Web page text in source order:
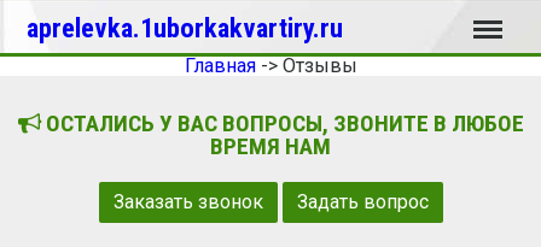
aprelevka.1uborkakvartiry.ru Меню
Главная-> Отзывы
ОСТАЛИСЬ У ВАС ВОПРОСЫ, ЗВОНИТЕ В ЛЮБОЕ
ВРЕМЯ НАМ
Заказать звонок Задать вопрос